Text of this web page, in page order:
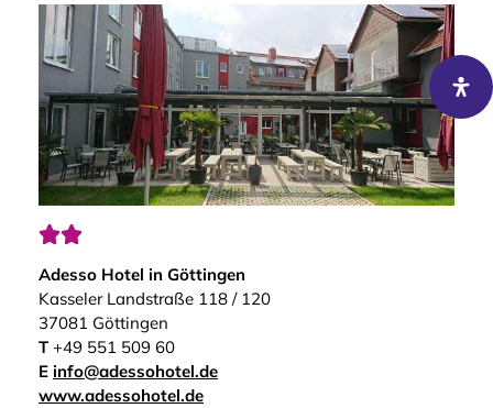

Adesso Hotel in Göttingen
Kasseler Landstraße 118 / 120
37081 Göttingen
T+49 551 509 60
E info@adessohotel.de
www.adessohotel.de